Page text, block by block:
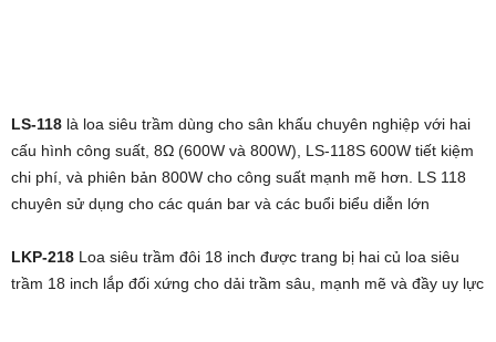
LS-118 là loa siêu trầm dùng cho sân khấu chuyên nghiệp với hai
cấu hình công suất, 8Ω (600W và 800W), LS-118S 600W tiết kiệm
chi phí, và phiên bản 800W cho công suất mạnh mẽ hơn. LS 118
chuyên sử dụng cho các quán bar và các buổi biểu diễn lớn
LKP-218 Loa siêu trầm đôi 18 inch được trang bị hai củ loa siêu
trầm 18 inch lắp đối xứng cho dải trầm sâu, mạnh mẽ và đầy uy lực